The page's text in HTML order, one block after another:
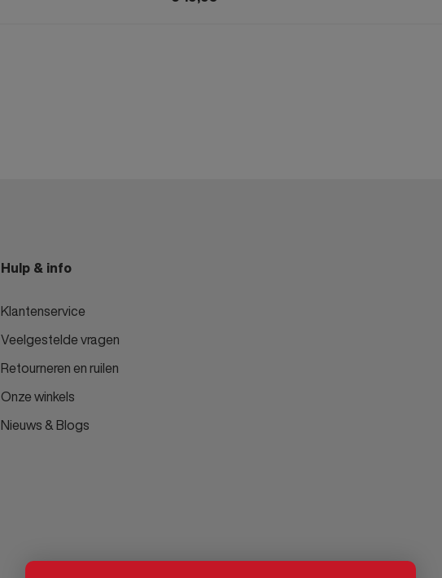
Hulp & info
Klantenservice
Veelgestelde vragen
Retourneren en ruilen
Onze winkels
Nieuws & Blogs